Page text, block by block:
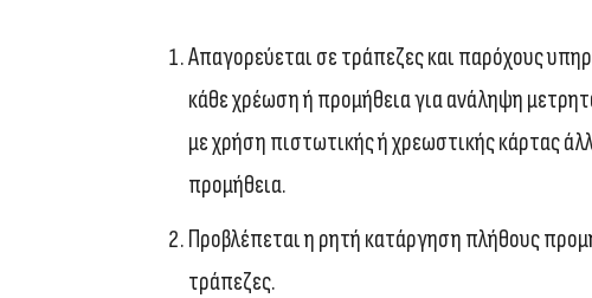
Απαγορεύεται σε τράπεζες και παρόχους
κάθε χρέωση ή προμήθεια για ανάληψη
με χρήση πιστωτικής ή χρεωστικής κάρτας
προμήθεια.
Προβλέπεται η ρητή κατάργηση πλήθους
τράπεζες.